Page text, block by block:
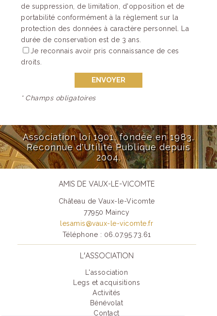
de suppression, de limitation, d'opposition et de
portabilité conformément à la règlement sur la
protection des données à caractère personnel. La
durée de conservation est de 3 ans.
Je reconnais avoir pris connaissance de ces
droits.
* Champs obligatoires
Association loi 1901, fondée en 1983,
Reconnue d'Utilité Publique depuis
2004.
AMIS DE VAUX-LE-VICOMTE
Château de Vaux-le-Vicomte
77950 Maincy
lesamis@vaux-le-vicomte.fr
Téléphone : 06.07.95.73.61
L'ASSOCIATION
L'association
Legs et acquisitions
Activités
Bénévolat
Contact